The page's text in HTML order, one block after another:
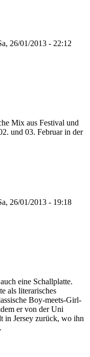
26/01/2013 - 22:12
Mix aus Festival und
und 03. Februar in der
26/01/2013 - 19:18
eine Schallplatte.
als literarisches
Boy-meets-Girl-
er von der Uni
in Jersey zurück, wo ihn